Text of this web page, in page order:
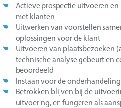
Actieve prospectie uitvoeren
met klanten
Uitwerken van voorstellen
oplossingen voor de klant
Uitvoeren van plaatsbezoeken
technische analyse gebeurt en
beoordeeld
Instaan voor de
Betrokken blijven bij de
uitvoering, en fungeren als